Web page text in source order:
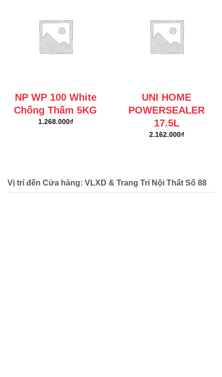
NP WP 100 White
Chống Thấm 5KG
1.268.000₫
UNI HOME
POWERSEALER
17.5L
2.162.000₫
Vị trí đến Cửa hàng: VLXD & Trang Trí Nội Thất Số 88